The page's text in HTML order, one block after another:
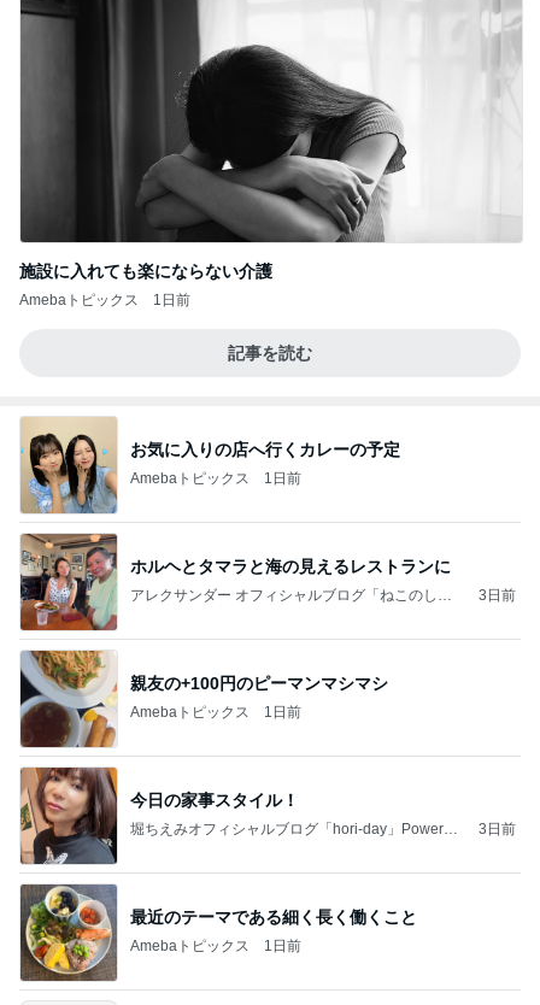
施設に入れても楽にならない介護
Amebaトピックス 1日前
記事を読む
お気に入りの店へ行くカレーの予定
Amebaトピックス 1日前
ホルヘとタマラと海の見えるレストランに
アレクサンダー オフィシャルブログ「ねこのしっ
3日前
親友の+100円のピーマンマシマシ
Amebaトピックス 1日前
今日の家事スタイル！
堀ちえみオフィシャルブログ「hori-day」Powered
3日前
最近のテーマである細く長く働くこと
Amebaトピックス 1日前